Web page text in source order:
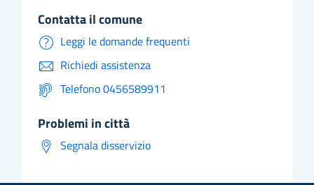
contatta il comune
Leggi le domande frequenti
Richiedi assistenza
Telefono 0456589911
problemi in città
Segnala disservizio